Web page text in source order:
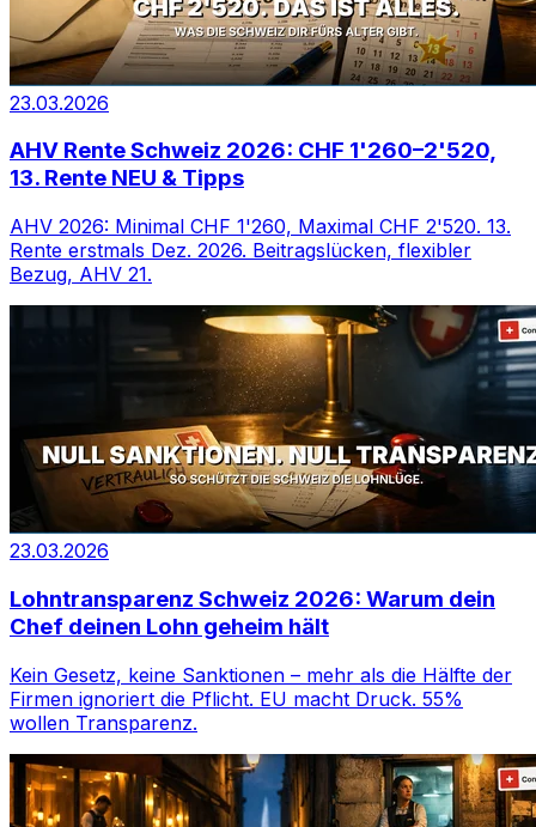
23.03.2026
AHV Rente Schweiz 2026: CHF 1'260–2'520,
13. Rente NEU & Tipps
AHV 2026: Minimal CHF 1'260, Maximal CHF 2'520. 13.
Rente erstmals Dez. 2026. Beitragslücken, flexibler
Bezug, AHV 21.
23.03.2026
Lohntransparenz Schweiz 2026: Warum dein
Chef deinen Lohn geheim hält
Kein Gesetz, keine Sanktionen – mehr als die Hälfte der
Firmen ignoriert die Pflicht. EU macht Druck. 55%
wollen Transparenz.